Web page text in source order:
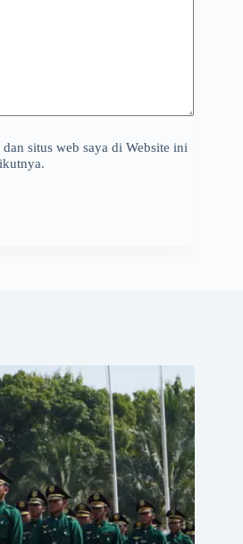
situs web saya di Website ini